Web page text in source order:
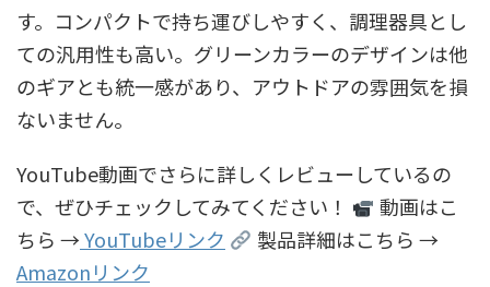
す。コンパクトで持ち運びしやすく、調理器具とし
ての汎用性も高い。グリーンカラーのデザインは他
のギアとも統一感があり、アウトドアの雰囲気を損
ないません。
YouTube動画でさらに詳しくレビューしているの
で、ぜひチェックしてみてください！
動画はこ
ちら →YouTubeリンク
製品詳細はこちら →
Amazonリンク